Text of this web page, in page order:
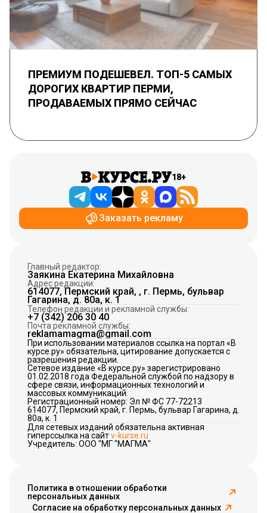
ПРЕМИУМ ПОДЕШЕВЕЛ. ТОП-5 САМЫХ
ДОРОГИХ КВАРТИР ПЕРМИ,
ПРОДАВАЕМЫХ ПРЯМО СЕЙЧАС
18+
Заказать рекламу
Главный редактор:
Заякина Екатерина Михайловна
Адрес редакции:
614077, Пермский край, , г. Пермь, бульвар
Гагарина, д. 80а, к. 1
Телефон редакции и рекламной службы:
+7 (342) 206 30 40
Почта рекламной службы:
reklamamagma@gmail.com
При использовании материалов ссылка на портал «В
курсе.ру» обязательна, цитирование допускается с
разрешения редакции.
Сетевое издание «В курсе.ру» зарегистрировано
01.02.2018 года Федеральной службой по надзору в
сфере связи, информационных технологий и
массовых коммуникаций.
Регистрационный номер: Эл № ФС 77-72213
614077, Пермский край, г. Пермь, бульвар Гагарина, д.
80а, к. 1
Для сетевых изданий обязательна активная
гиперссылка на сайтv-kurse.ru
Учредитель: ООО "МГ "МАГМА"
Политика в отношении обработки
персональных данных
Согласие на обработку персональных данных